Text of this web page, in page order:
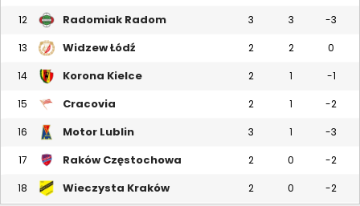
12 Radomiak Radom 3 3 -3
13 Widzew Łódź 2 2 0
14 Korona Kielce 2 1 -1
15 Cracovia 2 1 -2
16 Motor Lublin 3 1 -3
17 Raków Częstochowa 2 0 -2
18 Wieczysta Kraków 2 0 -2